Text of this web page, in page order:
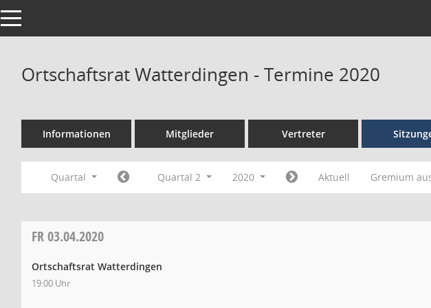
Toggle navigation
Ortschaftsrat Watterdingen - Termine 2020
Informationen Mitglieder Vertreter
Quartal Quartal 2 2020 Aktuell Gremium
FR03.04.2020
Ortschaftsrat Watterdingen
19:00 Uhr